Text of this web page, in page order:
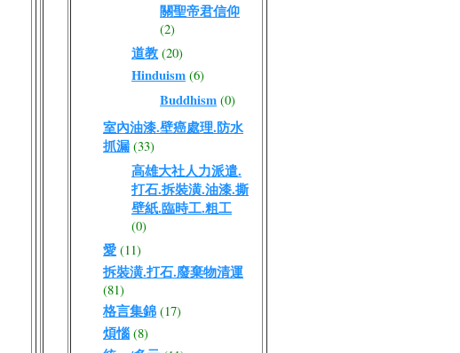
關聖帝君信仰
(2)
道教 (20)
Hinduism (6)
Buddhism (0)
室內油漆.壁癌處理.防水
抓漏 (33)
高雄大社人力派遣.
打石.拆裝潢.油漆.撕
壁紙.臨時工.粗工
(0)
愛 (11)
拆裝潢.打石.廢棄物清運
(81)
格言集錦 (17)
煩惱 (8)